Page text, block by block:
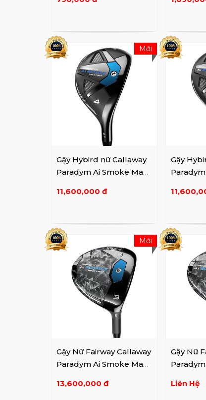
Gậy Hybird nữ Callaway
Paradym Ai Smoke Max
11,600,000 đ
Mới
Gậy
Gậy Nữ Fairway Callaway
Paradym Ai Smoke Max
13,600,000 đ
Mới
Gậy Nữ
Liên Hệ